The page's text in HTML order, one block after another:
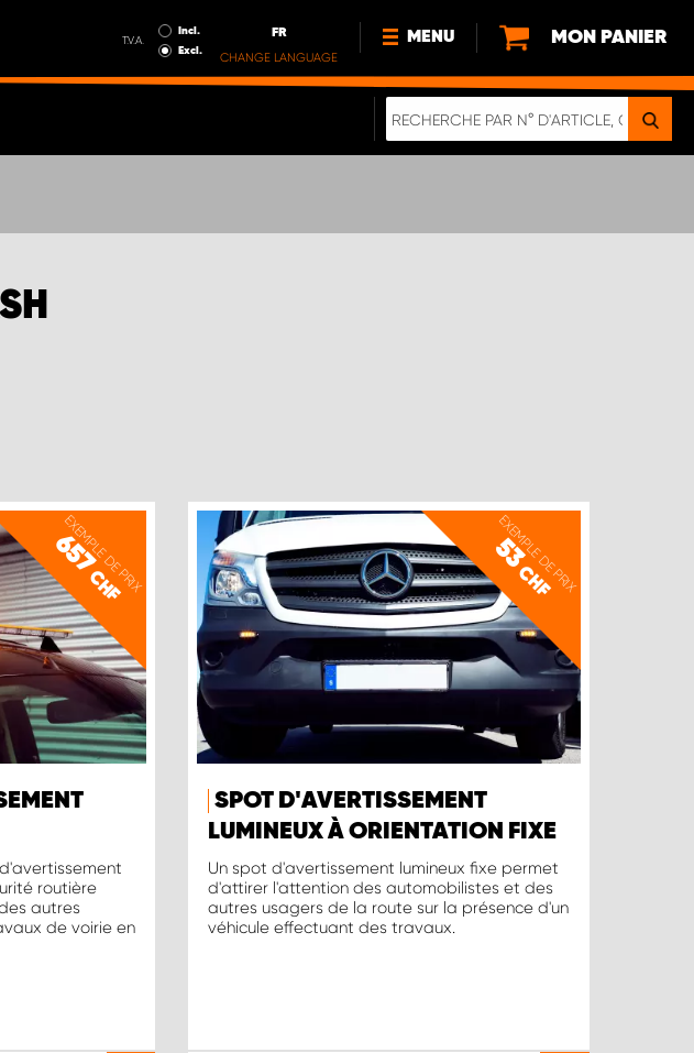
T.V.A.
Incl.
Excl.
FR
CHANGE LANGUAGE
MENU
NOUVEAUTÉS
MON PANIER
EXEMPLE DE PRIX
657
CHF
routière
autres
de voirie en
EXEMPLE DE PRIX
53
CHF
SPOT D'AVERTISSEMENT
LUMINEUX À ORIENTATION FIXE
Un spot d'avertissement lumineux fixe permet
d'attirer l'attention des automobilistes et des
autres usagers de la route sur la présence d'un
véhicule effectuant des travaux.